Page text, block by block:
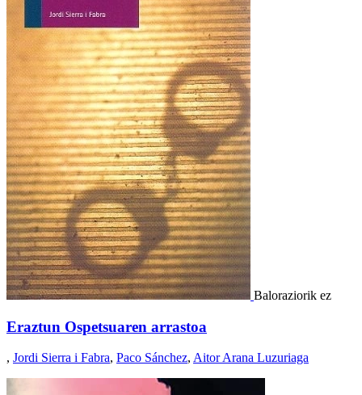
Baloraziorik ez
Eraztun Ospetsuaren arrastoa
, Jordi Sierra i Fabra, Paco Sánchez, Aitor Arana Luzuriaga